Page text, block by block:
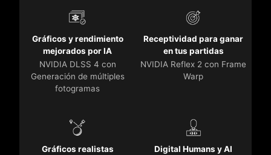
Gráficos y rendimiento
mejorados por IA
NVIDIA DLSS 4 con
Generación de múltiples
fotogramas
Receptividad para ganar
en tus partidas
NVIDIA Reflex 2 con Frame
Warp
Gráficos realistas
Digital Humans y AI